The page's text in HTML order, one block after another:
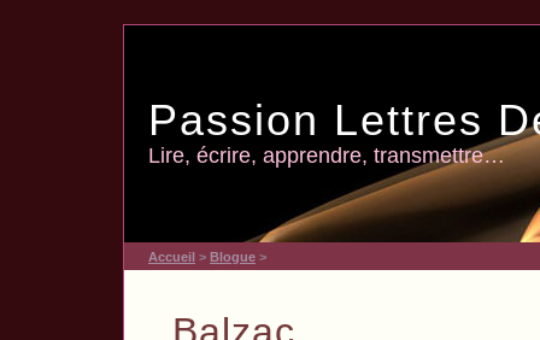
Passion Lettres
Lire, écrire, apprendre, transmettre…
Accueil > Blogue >